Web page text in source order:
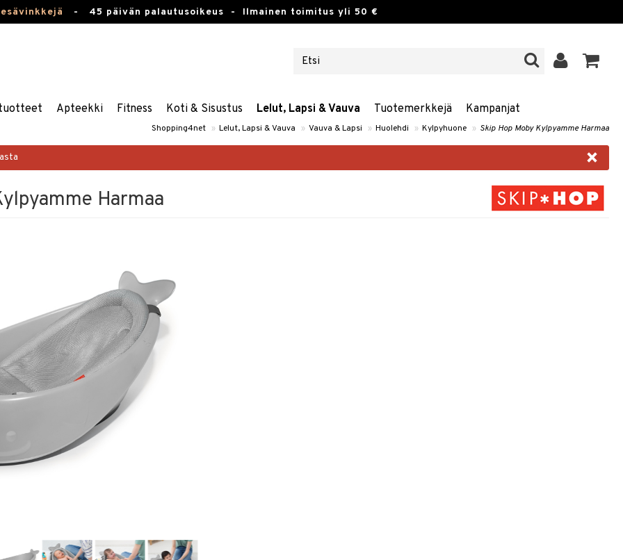
- 45 päivän palautusoikeus - Ilmainen toimitus yli 50 €
Apteekki Fitness Koti & Sisustus Lelut, Lapsi & Vauva Tuotemerkkejä Kampanjat
Shopping4net » Lelut, Lapsi & Vauva » Vauva & Lapsi » Huolehdi » Kylpyhuone » Skip Hop Moby Kylpyamme Harmaa
×
Harmaa